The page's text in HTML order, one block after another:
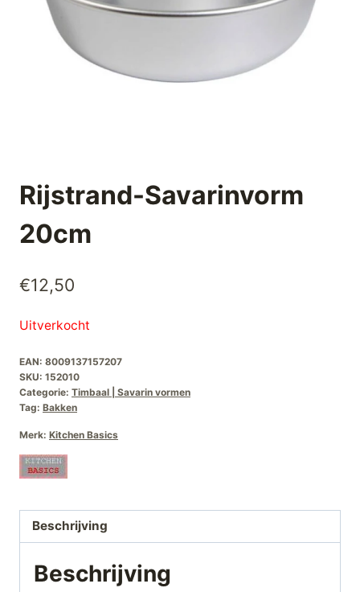
Rijstrand-Savarinvorm
20cm
€12,50
Uitverkocht
EAN: 8009137157207
SKU: 152010
Categorie: Timbaal | Savarin vormen
Tag: Bakken
Merk: Kitchen Basics
Beschrijving
Beschrijving